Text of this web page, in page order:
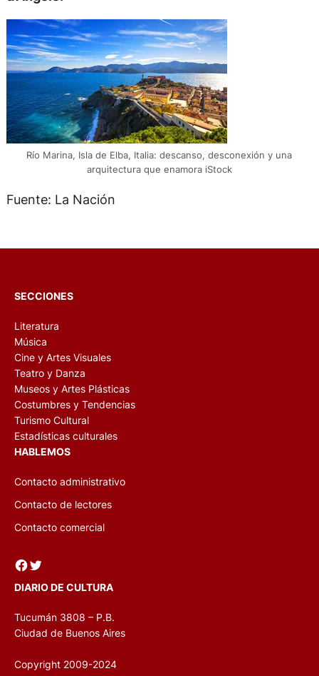
Río Marina, Isla de Elba, Italia: descanso, desconexión y una
arquitectura que enamora iStock
Fuente: La Nación
SECCIONES
Literatura
Música
Cine y Artes Visuales
Teatro y Danza
Museos y Artes Plásticas
Costumbres y Tendencias
Turismo Cultural
Estadísticas culturales
HABLEMOS
Contacto administrativo
Contacto de lectores
Contacto comercial
Facebook Twitter
DIARIO DE CULTURA
Tucumán 3808 – P.B.
Ciudad de Buenos Aires
Copyright 2009-2024